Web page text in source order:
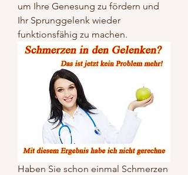
um Ihre Genesung zu fördern und
Ihr Sprunggelenk wieder
funktionsfähig zu machen.
Haben Sie schon einmal Schmerzen